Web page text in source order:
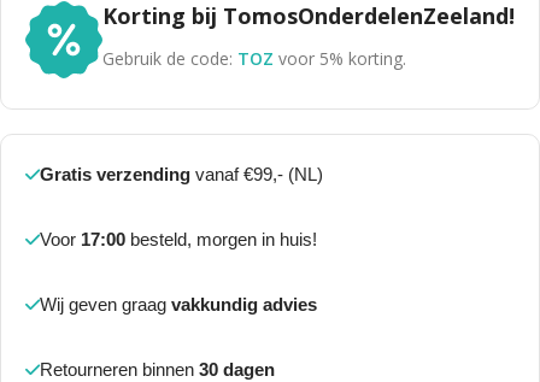
Korting bij TomosOnderdelenZeeland!
Gebruik de code: TOZ voor 5% korting.
Gratis verzending vanaf €99,- (NL)
Voor 17:00 besteld, morgen in huis!
Wij geven graag vakkundig advies
Retourneren binnen 30 dagen